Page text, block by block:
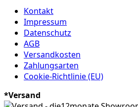
Kontakt
Impressum
Datenschutz
AGB
Versandkosten
Zahlungsarten
Cookie-Richtlinie (EU)
*Versand